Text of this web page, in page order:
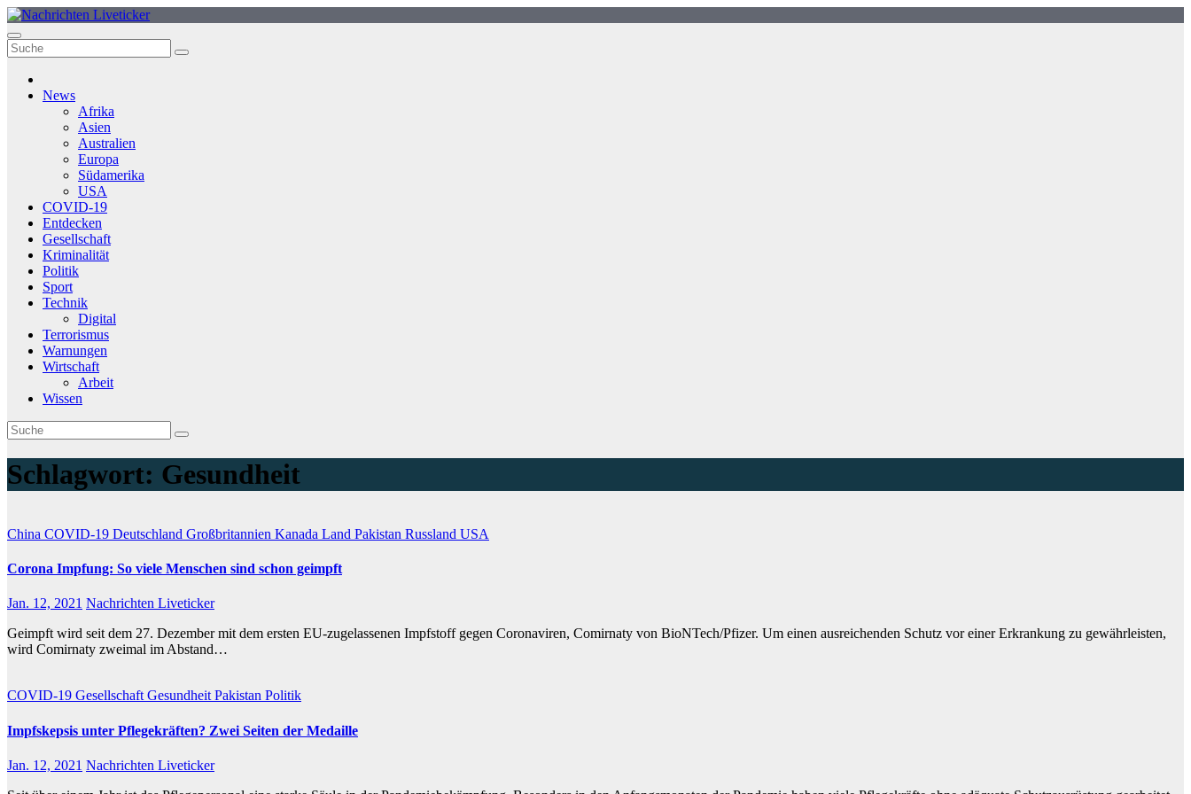
Zum
Inhalt
springen
News
Afrika
Asien
Australien
Europa
Südamerika
USA
COVID-19
Entdecken
Gesellschaft
Kriminalität
Politik
Sport
Technik
Digital
Terrorismus
Warnungen
Wirtschaft
Arbeit
Wissen
Schlagwort: Gesundheit
China COVID-19 Deutschland Großbritannien Kanada Land Pakistan Russland USA
Corona Impfung: So viele Menschen sind schon geimpft
Jan. 12, 2021 Nachrichten Liveticker
Geimpft wird seit dem 27. Dezember mit dem ersten EU-zugelassenen Impfstoff gegen Coronaviren, Comirnaty von BioNTech/Pfizer. Um einen ausreichenden Schutz vor einer Erkrankung zu gewährleisten,
wird Comirnaty zweimal im Abstand…
COVID-19 GesellschaftGesundheitPakistan Politik
Impfskepsis unter Pflegekräften? Zwei Seiten der Medaille
Jan. 12, 2021 Nachrichten Liveticker